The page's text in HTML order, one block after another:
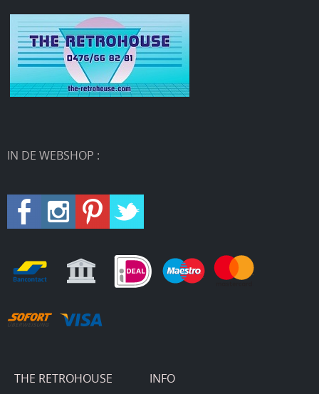
IN DE WEBSHOP :
THE RETROHOUSE
INFO